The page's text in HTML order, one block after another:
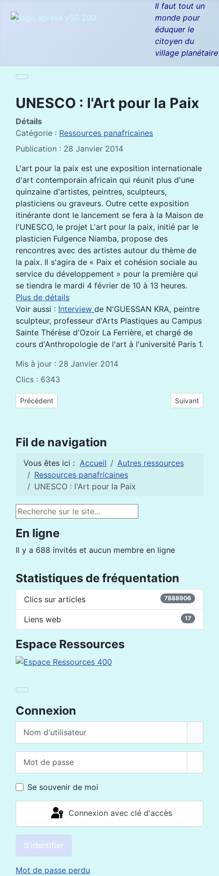
Il faut tout un
monde pour
éduquer le
citoyen du
village planétaire
Espace Ressources
Connexion
Se souvenir de moi
Connexion avec clé d'accès
S'identifier
Mot de passe perdu
UNESCO : l'Art pour la Paix
Détails
Catégorie : Ressources panafricaines
Publication : 28 Janvier 2014
L'art pour la paix est une exposition internationale
d'art contemporain africain qui réunit plus d'une
quinzaine d'artistes, peintres, sculpteurs,
plasticiens ou graveurs. Outre cette exposition
itinérante dont le lancement se fera à la Maison de
l'UNESCO, le projet L'art pour la paix, initié par le
plasticien Fulgence Niamba, propose des
rencontres avec des artistes autour du thème de
la paix. Il s'agira de « Paix et cohésion sociale au
service du développement » pour la première qui
se tiendra le mardi 4 février de 10 à 13 heures.
Plus de détails
Voir aussi : Interview de N'GUESSAN KRA, peintre
sculpteur, professeur d'Arts Plastiques au Campus
Sainte Thérèse d'Ozoir La Ferrière, et chargé de
cours d'Anthropologie de l'art à l'université Paris 1.
Mis à jour : 28 Janvier 2014
Clics : 6343
Article précédent : Exposition "L'Art pour la Paix" à l'UNESCO
Précédent Article
Suivant
Fil de navigation
Vous êtes ici : Accueil
Autres ressources
Ressources panafricaines
UNESCO : l'Art pour la Paix
Rechercher
En ligne
Il y a 688 invités et aucun membre en ligne
Statistiques de fréquentation
Clics sur articles 7888906
Liens web 17